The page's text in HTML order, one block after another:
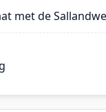
met de